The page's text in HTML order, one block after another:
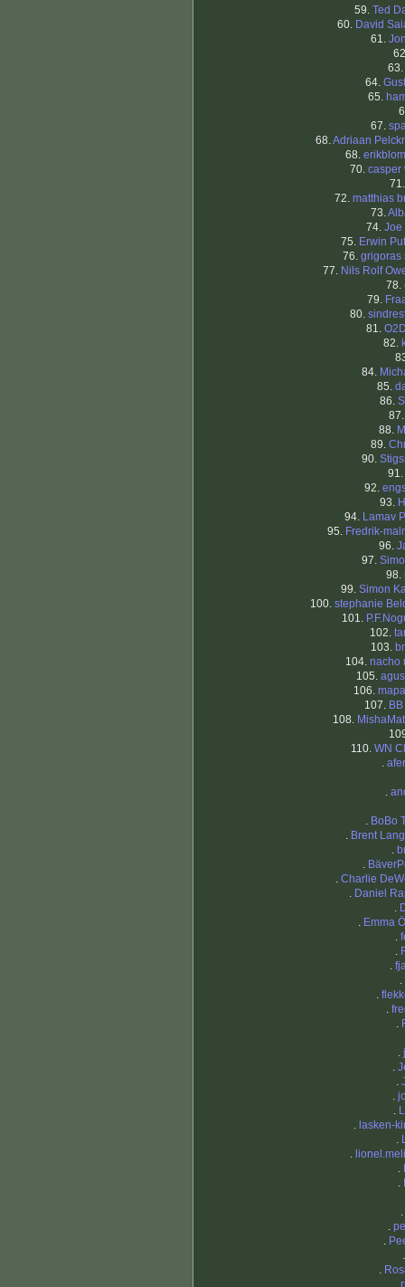
59. Ted
60. David
61.
63.
64.
65.
67.
68.Adriaan
68.
70. casper
72. matthias
73.
74. Joe
75. Erwin
76. grigoras
77. Nils Rolf
78.
79.
80.
81.
82.
84.
85.
86.
88.
89.
90.
91.
92.
93.
94. Lamav
95. Fredrik-
96.
97.
98.
99. Simon
100. stephanie
101.
102.
103.
104. nacho
105.
106.
107.
108.
110. WN
.
.
. BoBo
. Brent
.
.
. Charlie
. Daniel
.
. Emma
.
.
.
.
.
.
.
.
.
.
.
.
. lasken-
.
.
.
.
.
.
.
.